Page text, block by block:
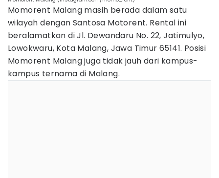
Momorent Malang masih berada dalam satu
wilayah dengan Santosa Motorent. Rental ini
beralamatkan di Jl. Dewandaru No. 22, Jatimulyo,
Lowokwaru, Kota Malang, Jawa Timur 65141. Posisi
Momorent Malang juga tidak jauh dari kampus-
kampus ternama di Malang.